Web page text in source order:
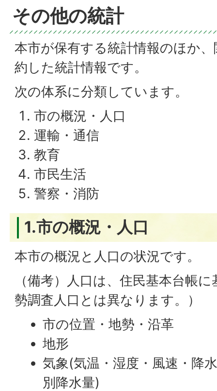
その他の統計
本市が保有する統計情報のほか
約した統計情報です。
次の体系に分類しています。
市の概況・人口
運輸・通信
教育
市民生活
警察・消防
1.市の概況・人口
本市の概況と人口の状況です。
（備考）人口は、住民基本台帳
勢調査人口とは異なります。）
市の位置・地勢・沿革
地形
気象(気温・湿度・風速・降
別降水量)